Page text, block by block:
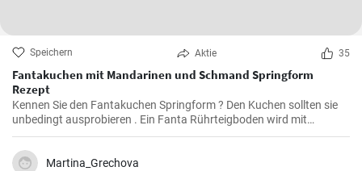
Speichern Aktie 35
Fantakuchen mit Mandarinen und Schmand Springform
Rezept
Kennen Sie den Fantakuchen Springform ? Den Kuchen sollten sie
unbedingt ausprobieren . Ein Fanta Rührteigboden wird mit
Mandarinen und einer Schmand Sahne Füllung belegt. Fruchtig ,
cremig und lecker für alle Gäste groß und klein.
Martina_Grechova